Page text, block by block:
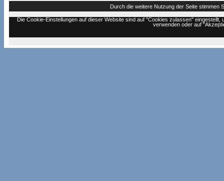
Durch die weitere Nutzung der Seite stimmen
Die Cookie-Einstellungen auf dieser Website sind auf "Cookies zulassen"
verwenden oder auf